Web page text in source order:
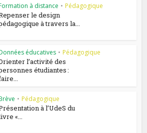
à distance • Pédagogique
le design
à travers la...
éducatives • Pédagogique
l’activité des
étudiantes :
• Pédagogique
à l’UdeS du
«...